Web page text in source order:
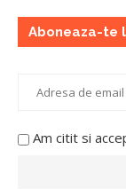
Aboneaza-te
Am citit si